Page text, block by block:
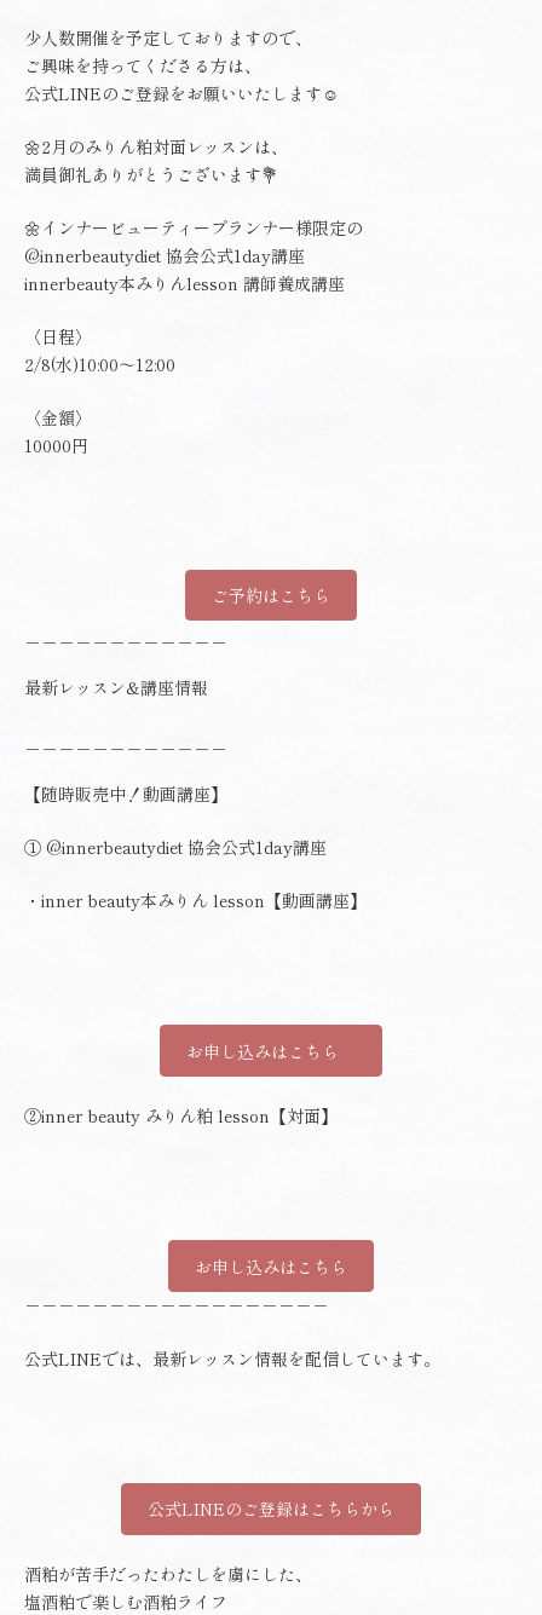
少人数開催を予定しておりますので、
ご興味を持ってくださる方は、
公式LINEのご登録をお願いいたします☺️
🌼2月のみりん粕対面レッスンは、
満員御礼ありがとうございます💐
🌼インナービューティープランナー様限定の
@innerbeautydiet 協会公式1day講座
innerbeauty本みりんlesson 講師養成講座
〈日程〉
2/8(水)10:00〜12:00
〈金額〉
10000円
ご予約はこちら
最新レッスン&講座情報
【随時販売中！動画講座】
① @innerbeautydiet 協会公式1day講座
・inner beauty本みりん lesson【動画講座】
お申し込みはこちら
②inner beauty みりん粕 lesson【対面】
お申し込みはこちら
－－－－－－－－－－－－－－－－－－
公式LINEでは、最新レッスン情報を配信しています。
公式LINEのご登録はこちらから
酒粕が苦手だったわたしを虜にした、
塩酒粕で楽しむ酒粕ライフ